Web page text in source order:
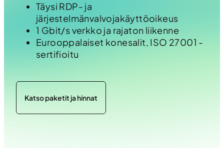
Täysi RDP- ja
järjestelmänvalvojakäyttöoikeus
1 Gbit/s verkko ja rajaton liikenne
Eurooppalaiset konesalit, ISO 27001 -
sertifioitu
Katso paketit ja hinnat